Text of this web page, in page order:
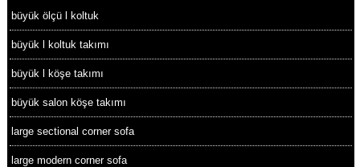
büyük ölçü l koltuk
büyük l koltuk takımı
büyük l köşe takımı
büyük salon köşe takımı
large sectional corner sofa
large modern corner sofa